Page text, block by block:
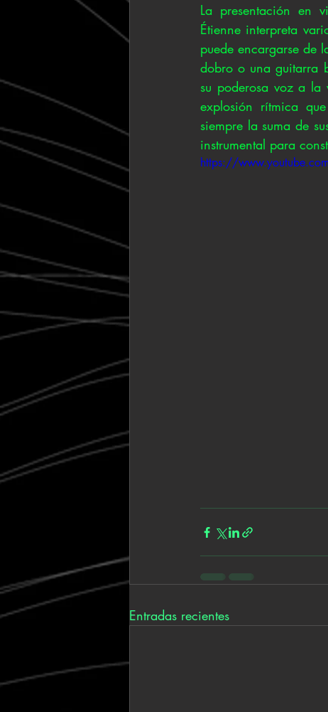
La presentación en
Étienne interpreta
puede encargarse de
dobro o una guitarra
su poderosa voz a la
explosión rítmica
siempre la suma de
instrumental para
https://
Entradas recientes